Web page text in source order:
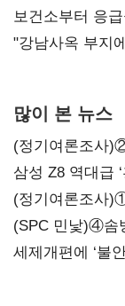
보건소부터 응
"강남사옥 부지
많이 본 뉴스
(정기여론조사
삼성 Z8 역대급
대전’
(정기여론조사
지지도 '50% 아
(SPC 민낯)④솜
세제개편에 ‘불